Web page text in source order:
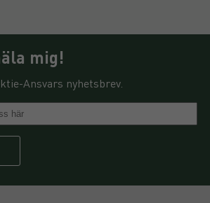
mig!
Ansvars nyhetsbrev.